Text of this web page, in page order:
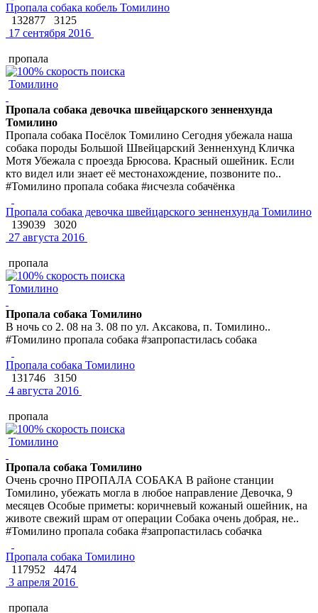
Пропала собака кобель Томилино
132877
3125
17 сентября 2016
пропала
Томилино
Пропала собака девочка швейцарского зенненхунда
Томилино
Пропала собака Посёлок Томилино Сегодня убежала наша
собака породы Большой Швейцарский Зенненхунд Кличка
Мотя Убежала с проезда Брюсова. Красный ошейник. Если
кто видел или знает её местонахождение, позвоните по..
#Томилино пропала собака #исчезла собачёнка
Пропала собака девочка швейцарского зенненхунда Томилино
139039
3020
27 августа 2016
пропала
Томилино
Пропала собака Томилино
В ночь со 2. 08 на 3. 08 по ул. Аксакова, п. Томилино..
#Томилино пропала собака #запропастилась собака
Пропала собака Томилино
131746
3150
4 августа 2016
пропала
Томилино
Пропала собака Томилино
Очень срочно ПРОПАЛА СОБАКА В районе станции
Томилино, убежать могла в любое направление Девочка, 9
месяцев Особые приметы: коричневый кожаный ошейник, на
животе свежий шрам от операции Собака очень добрая, не..
#Томилино пропала собака #запропастилась собачка
Пропала собака Томилино
117952
4474
3 апреля 2016
пропала